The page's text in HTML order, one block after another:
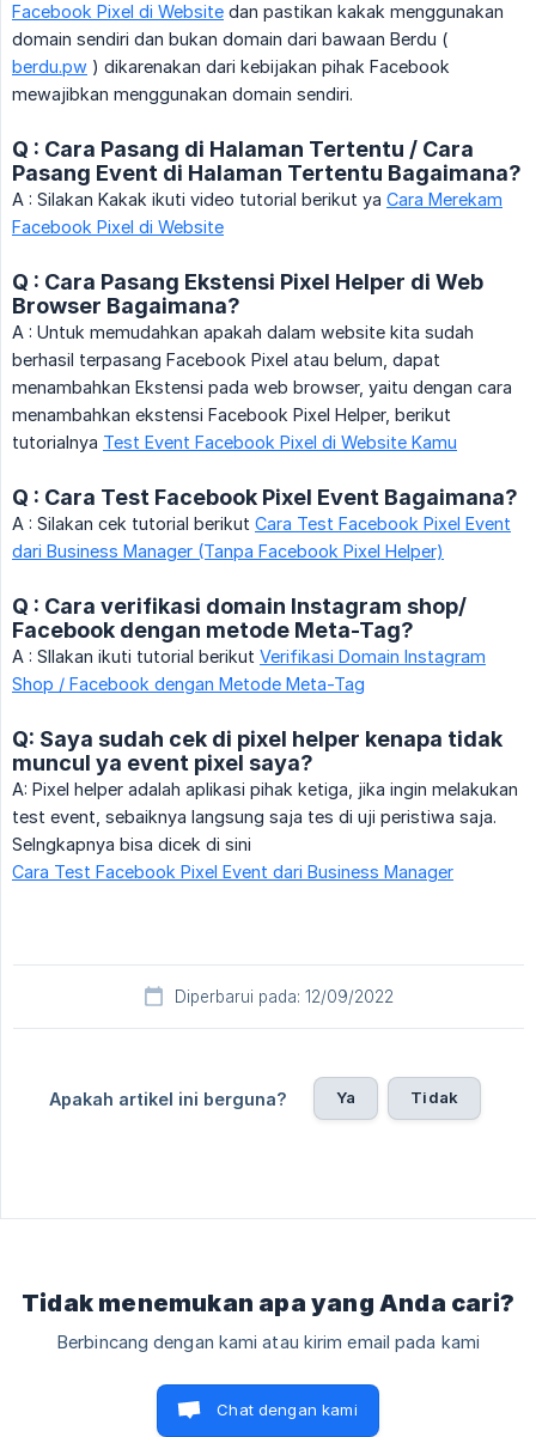
Facebook Pixel di Website dan pastikan kakak menggunakan
domain sendiri dan bukan domain dari bawaan Berdu (
berdu.pw ) dikarenakan dari kebijakan pihak Facebook
mewajibkan menggunakan domain sendiri.
Q : Cara Pasang di Halaman Tertentu / Cara
Pasang Event di Halaman Tertentu Bagaimana?
A : Silakan Kakak ikuti video tutorial berikut ya Cara Merekam
Facebook Pixel di Website
Q : Cara Pasang Ekstensi Pixel Helper di Web
Browser Bagaimana?
A : Untuk memudahkan apakah dalam website kita sudah
berhasil terpasang Facebook Pixel atau belum, dapat
menambahkan Ekstensi pada web browser, yaitu dengan cara
menambahkan ekstensi Facebook Pixel Helper, berikut
tutorialnya Test Event Facebook Pixel di Website Kamu
Q : Cara Test Facebook Pixel Event Bagaimana?
A : Silakan cek tutorial berikut Cara Test Facebook Pixel Event
dari Business Manager (Tanpa Facebook Pixel Helper)
Q : Cara verifikasi domain Instagram shop/
Facebook dengan metode Meta-Tag?
A : SIlakan ikuti tutorial berikut Verifikasi Domain Instagram
Shop / Facebook dengan Metode Meta-Tag
Q: Saya sudah cek di pixel helper kenapa tidak
muncul ya event pixel saya?
A: Pixel helper adalah aplikasi pihak ketiga, jika ingin melakukan
test event, sebaiknya langsung saja tes di uji peristiwa saja.
Selngkapnya bisa dicek di sini
Cara Test Facebook Pixel Event dari Business Manager
Diperbarui pada: 12/09/2022
Apakah artikel ini berguna? Ya Tidak
Tidak menemukan apa yang Anda cari?
Berbincang dengan kami atau kirim email pada kami
Chat dengan kami